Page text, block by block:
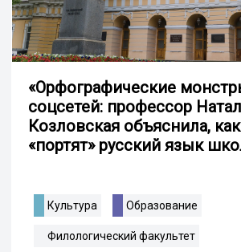
«Орфографические
соцсетей: профессор
Козловская объяснила,
«портят» русский язык
Культура Образование
Филологический факультет